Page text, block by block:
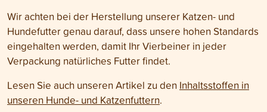
Wir achten bei der Herstellung unserer Katzen- und
Hundefutter genau darauf, dass unsere hohen Standards
eingehalten werden, damit Ihr Vierbeiner in jeder
Verpackung natürliches Futter findet.
Lesen Sie auch unseren Artikel zu den Inhaltsstoffen in
unseren Hunde- und Katzenfuttern.